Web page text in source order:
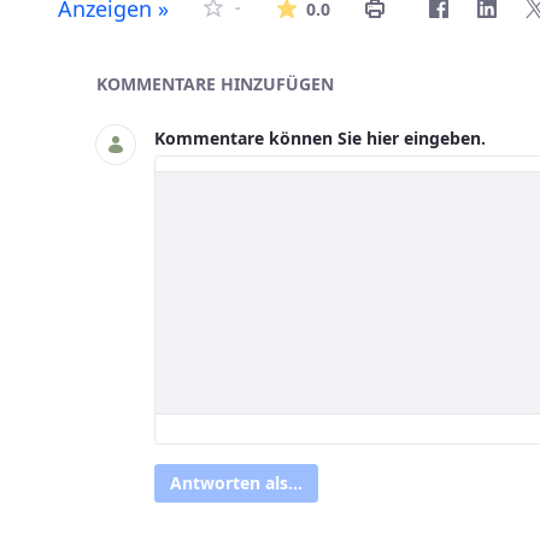
Anzeigen » - 0.0Die
Asset-Herausgeber
KOMMENTARE HINZUFÜGEN
Kommentare können Sie hier eingeben.
Antworten als...